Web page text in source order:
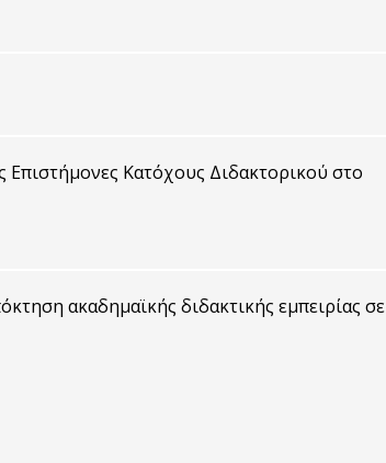
Επιστήμονες Κατόχους Διδακτορικού στο
ακαδημαϊκής διδακτικής εμπειρίας σε